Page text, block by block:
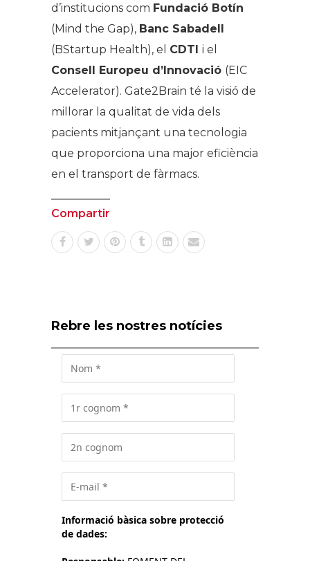
d’institucions com Fundació Botín
(Mind the Gap), Banc Sabadell
(BStartup Health), el CDTI i el
Consell Europeu d’Innovació (EIC
Accelerator). Gate2Brain té la visió de
millorar la qualitat de vida dels
pacients mitjançant una tecnologia
que proporciona una major eficiència
en el transport de fàrmacs.
Compartir
Rebre les nostres notícies
Informació bàsica sobre protecció
de dades: